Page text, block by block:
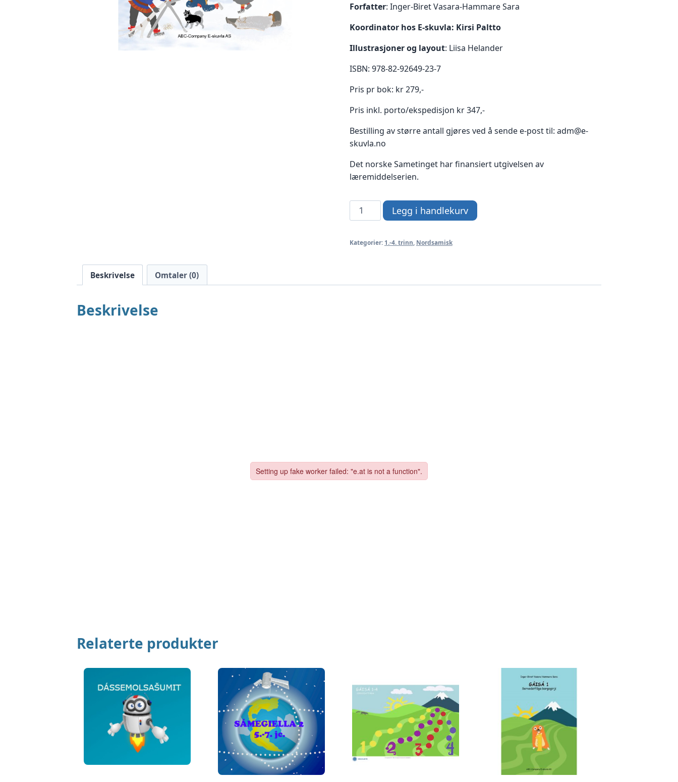
Forfatter: Inger-Biret Vasara-Hammare Sara
Koordinator hos E-skuvla: Kirsi Paltto
Illustrasjoner og layout: Liisa Helander
ISBN: 978-82-92649-23-7
Pris pr bok: kr 279,-
Pris inkl. porto/ekspedisjon kr 347,-
Bestilling av større antall gjøres ved å sende e-post til: adm@e-
skuvla.no
Det norske Sametinget har finansiert utgivelsen av
læremiddelserien.
Gáisá
2
samfunnsfag
Legg i handlekurv
Kategorier: 1.-4. trinn Nordsamisk
Beskrivelse Omtaler (0)
Beskrivelse
Relaterte produkter